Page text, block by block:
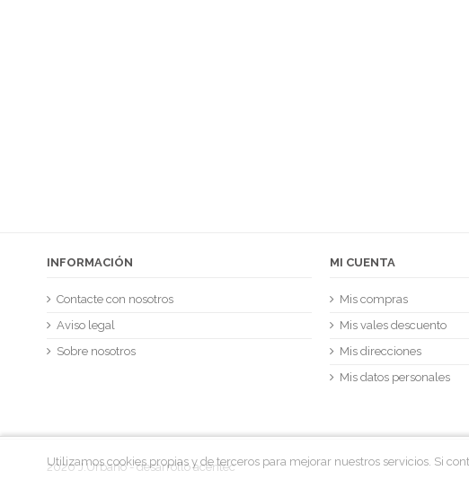
INFORMACIÓN
Contacte con nosotros
Aviso legal
Sobre nosotros
MI CUENTA
Mis compras
Mis vales descuento
Mis direcciones
Mis datos personales
2020 J.Urbano - desarrolloacentec
Utilizamos cookies propias y de terceros para mejorar nuestros servicios. Si